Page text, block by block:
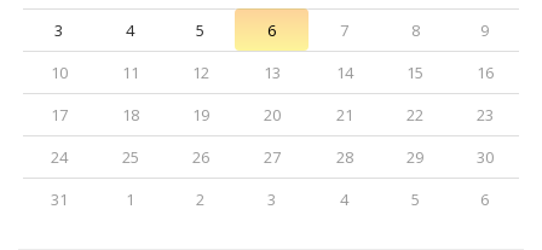
3
4 5 6 7 8
9
10
11 12 13 14 15
16
17
18 19 20 21 22
23
24
25 26 27 28 29
30
31
1 2 3 4 5 6